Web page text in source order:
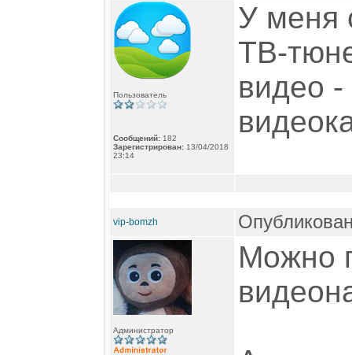
Пользователь
Сообщений: 182
Зарегистрирован: 13/04/2018
23:14
У меня
ТВ-
видео -
vip-bomzh
Администратор
Можно